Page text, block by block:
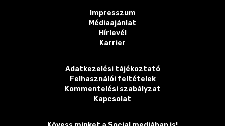
Impresszum
Médiaajánlat
Hírlevél
Karrier
Adatkezelési tájékoztató
Felhasználói feltételek
Kommentelési szabályzat
Kapcsolat